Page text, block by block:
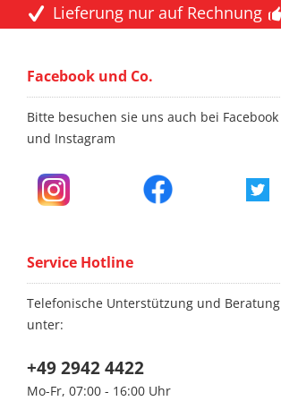
Lieferung nur auf Rechnung
Facebook und Co.
Bitte besuchen sie uns auch bei Facebook
und Instagram
Service Hotline
Telefonische Unterstützung und Beratung
unter:
+49 2942 4422
Mo-Fr, 07:00 - 16:00 Uhr